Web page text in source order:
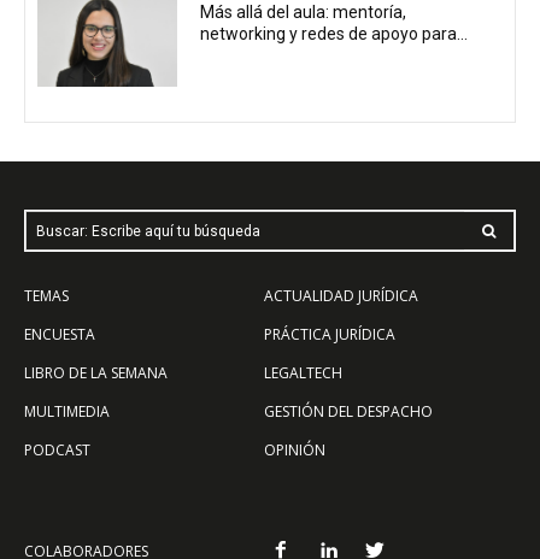
Más allá del aula: mentoría,
networking y redes de apoyo para...
Buscar: Escribe aquí tu búsqueda
TEMAS
ENCUESTA
LIBRO DE LA SEMANA
MULTIMEDIA
PODCAST
ACTUALIDAD JURÍDICA
PRÁCTICA JURÍDICA
LEGALTECH
GESTIÓN DEL DESPACHO
OPINIÓN
COLABORADORES